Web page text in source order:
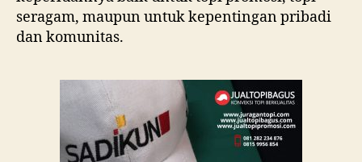
seragam, maupun untuk kepentingan pribadi
dan komunitas.